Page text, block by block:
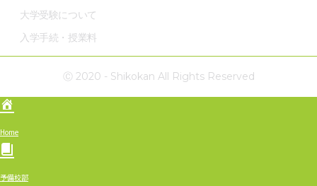
大学受験について
入学手続・授業料
Ⓒ 2020 - Shikokan All Rights Reserved
Home
予備校部